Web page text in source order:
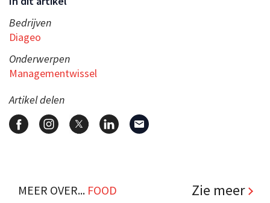
Bedrijven
Diageo
Onderwerpen
Managementwissel
Artikel delen
MEER OVER... FOOD Zie meer